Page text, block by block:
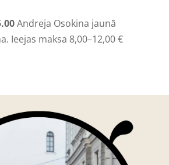
Andreja Osokina jaunā
Ieejas maksa 8,00–12,00 €